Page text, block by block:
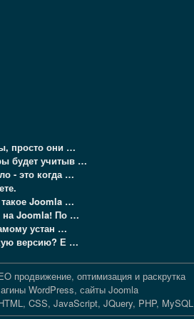
просто они …
будет учитыв …
- это когда …
Joomla …
на Joomla! По …
устан …
версию? Е …
продвижение, оптимизация и раскрутка
WordPress, сайты Joomla
CSS, JavaScript, JQuery, PHP, MySQL